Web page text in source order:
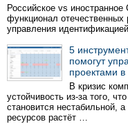
Российское vs иностранное
функционал
управления
5
помогут
проектами в
В кризис
устойчивость из-за того,
становится нестабильной,
ресурсов растёт …